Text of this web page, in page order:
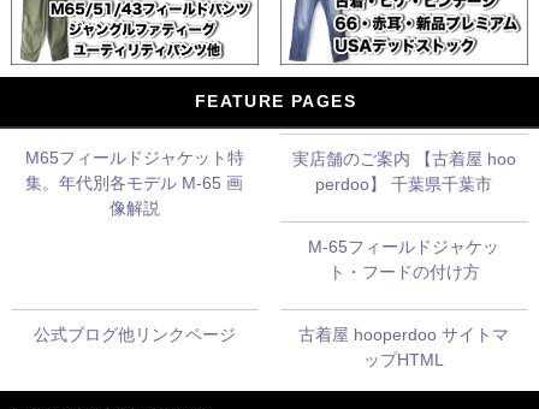
FEATURE PAGES
M65フィールドジャケット特
集。年代別各モデル M-65 画
像解説
実店舗のご案内 【古着屋 hoo
perdoo】 千葉県千葉市
M-65フィールドジャケッ
ト・フードの付け方
公式ブログ他リンクページ
古着屋 hooperdoo サイトマ
ップHTML